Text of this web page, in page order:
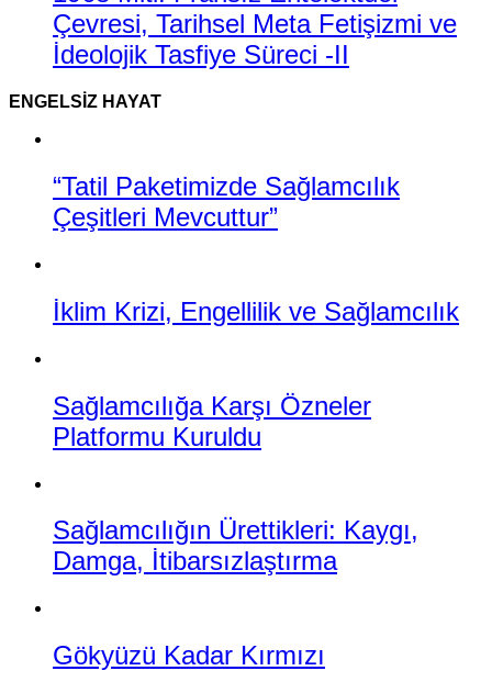
Çevresi, Tarihsel Meta Fetişizmi ve
İdeolojik Tasfiye Süreci -II
ENGELSIZ HAYAT
“Tatil Paketimizde Sağlamcılık
Çeşitleri Mevcuttur”
İklim Krizi, Engellilik ve Sağlamcılık
Sağlamcılığa Karşı Özneler
Platformu Kuruldu
Sağlamcılığın Ürettikleri: Kaygı,
Damga, İtibarsızlaştırma
Gökyüzü Kadar Kırmızı